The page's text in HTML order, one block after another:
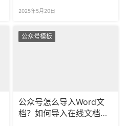
2025年5月20日
公众号模板
公众号怎么导入Word文
档？如何导入在线文档到